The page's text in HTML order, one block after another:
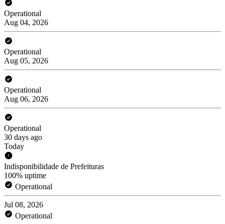
Operational
Aug 04, 2026
Operational
Aug 05, 2026
Operational
Aug 06, 2026
Operational
30 days ago
Today
Indisponibilidade de Prefeituras
100% uptime
Operational
Jul 08, 2026
Operational